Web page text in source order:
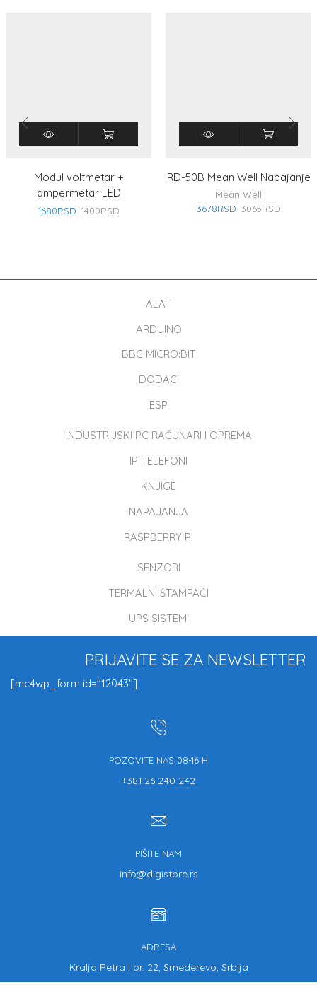
Modul voltmetar +
ampermetar LED
1680RSD 1400RSD
RD-50B Mean Well Napajanje
Mean Well
3678RSD 3065RSD
ALAT
ARDUINO
BBC MICRO:BIT
DODACI
ESP
INDUSTRIJSKI PC RAČUNARI I OPREMA
IP TELEFONI
KNJIGE
NAPAJANJA
RASPBERRY PI
SENZORI
TERMALNI ŠTAMPAČI
UPS SISTEMI
PRIJAVITE SE ZA NEWSLETTER
[mc4wp_form id="12043"]
POZOVITE NAS 08-16 H
+381 26 240 242
PIŠITE NAM
info@digistore.rs
ADRESA
Kralja Petra I br. 22, Smederevo, Srbija